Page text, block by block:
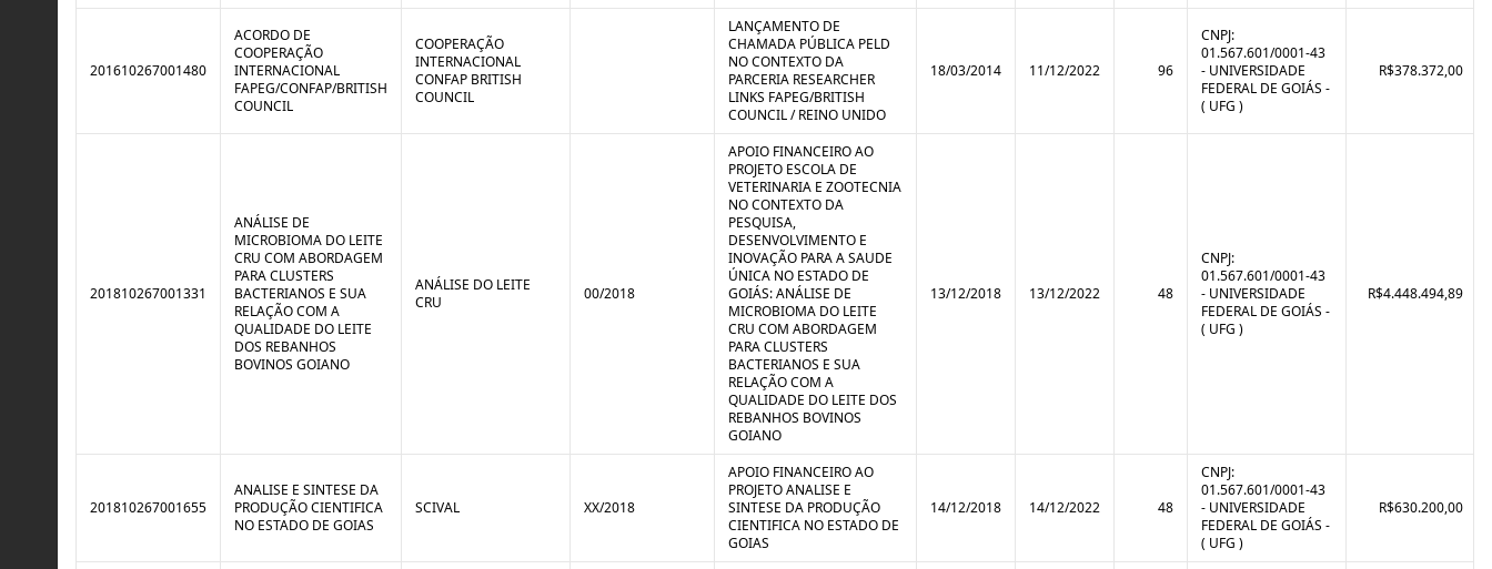
201610267001480
ACORDO DE
COOPERAÇÃO
INTERNACIONAL
FAPEG/CONFAP/BRITISH
COUNCIL
COOPERAÇÃO
INTERNACIONAL
CONFAP BRITISH
COUNCIL
LANÇAMENTO DE
CHAMADA PÚBLICA PELD
NO CONTEXTO DA
PARCERIA RESEARCHER
LINKS FAPEG/BRITISH
COUNCIL / REINO UNIDO
18/03/2014 11/12/2022 96
CNPJ:
01.567.601/0001-43
- UNIVERSIDADE
FEDERAL DE GOIÁS -
( UFG )
R$378.372,00
201810267001331
ANÁLISE DE
MICROBIOMA DO LEITE
CRU COM ABORDAGEM
PARA CLUSTERS
BACTERIANOS E SUA
RELAÇÃO COM A
QUALIDADE DO LEITE
DOS REBANHOS
BOVINOS GOIANO
ANÁLISE DO LEITE
CRU
00/2018
APOIO FINANCEIRO AO
PROJETO ESCOLA DE
VETERINARIA E ZOOTECNIA
NO CONTEXTO DA
PESQUISA,
DESENVOLVIMENTO E
INOVAÇÃO PARA A SAUDE
ÚNICA NO ESTADO DE
GOIÁS: ANÁLISE DE
MICROBIOMA DO LEITE
CRU COM ABORDAGEM
PARA CLUSTERS
BACTERIANOS E SUA
RELAÇÃO COM A
QUALIDADE DO LEITE DOS
REBANHOS BOVINOS
GOIANO
13/12/2018 13/12/2022 48
CNPJ:
01.567.601/0001-43
- UNIVERSIDADE
FEDERAL DE GOIÁS -
( UFG )
R$4.448.494,89
201810267001655
ANALISE E SINTESE DA
PRODUÇÃO CIENTIFICA
NO ESTADO DE GOIAS
SCIVAL XX/2018
APOIO FINANCEIRO AO
PROJETO ANALISE E
SINTESE DA PRODUÇÃO
CIENTIFICA NO ESTADO DE
GOIAS
14/12/2018 14/12/2022 48
CNPJ:
01.567.601/0001-43
- UNIVERSIDADE
FEDERAL DE GOIÁS -
( UFG )
R$630.200,00